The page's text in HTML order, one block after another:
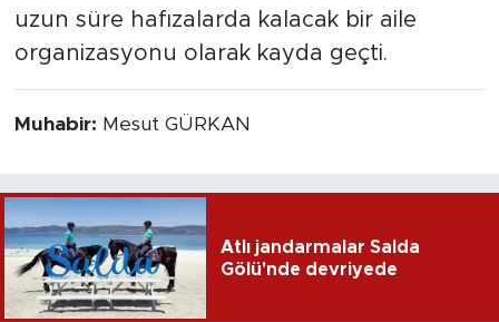
uzun süre hafızalarda kalacak bir aile
organizasyonu olarak kayda geçti.
Muhabir: Mesut GÜRKAN
Atlı jandarmalar Salda
Gölü'nde devriyede